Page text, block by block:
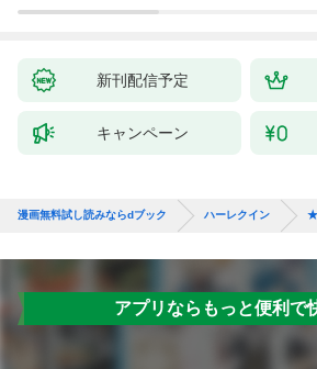
新刊配信予定
キャンペーン
漫画無料試し読みならdブック ハーレクイン ★
アプリならもっと便利で